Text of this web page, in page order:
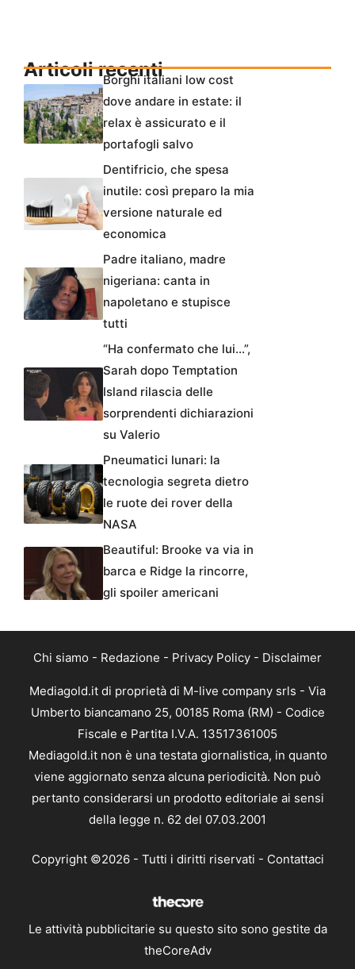
Articoli recentiBorghi italiani low cost
dove andare in estate: il
relax è assicurato e il
portafogli salvo
Dentifricio, che spesa
inutile: così preparo la mia
versione naturale ed
economica
Padre italiano, madre
nigeriana: canta in
napoletano e stupisce
tutti
“Ha confermato che lui…”,
Sarah dopo Temptation
Island rilascia delle
sorprendenti dichiarazioni
su Valerio
Pneumatici lunari: la
tecnologia segreta dietro
le ruote dei rover della
NASA
Beautiful: Brooke va via in
barca e Ridge la rincorre,
gli spoiler americani
Chi siamo - Redazione - Privacy Policy - Disclaimer
Mediagold.it di proprietà di M-live company srls - Via
Umberto biancamano 25, 00185 Roma (RM) - Codice
Fiscale e Partita I.V.A. 13517361005
Mediagold.it non è una testata giornalistica, in quanto
viene aggiornato senza alcuna periodicità. Non può
pertanto considerarsi un prodotto editoriale ai sensi
della legge n. 62 del 07.03.2001
Copyright ©2026 - Tutti i diritti riservati - Contattaci
Le attività pubblicitarie su questo sito sono gestite da
theCoreAdv